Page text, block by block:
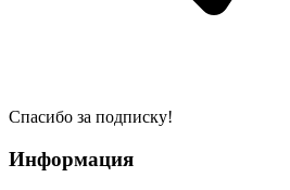
Спасибо за подписку!
Информация